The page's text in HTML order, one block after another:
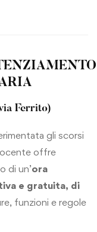
Ferrito)
gli scorsi
offre
di un’ora
e gratuita, di
funzioni e regole